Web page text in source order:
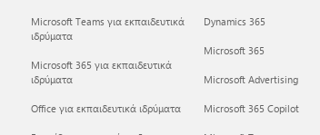
Microsoft Teams για εκπαιδευτικά
ιδρύματα
Microsoft 365 για εκπαιδευτικά
ιδρύματα
Office για εκπαιδευτικά ιδρύματα
Dynamics 365
Microsoft 365
Microsoft Advertising
Microsoft 365 Copilot